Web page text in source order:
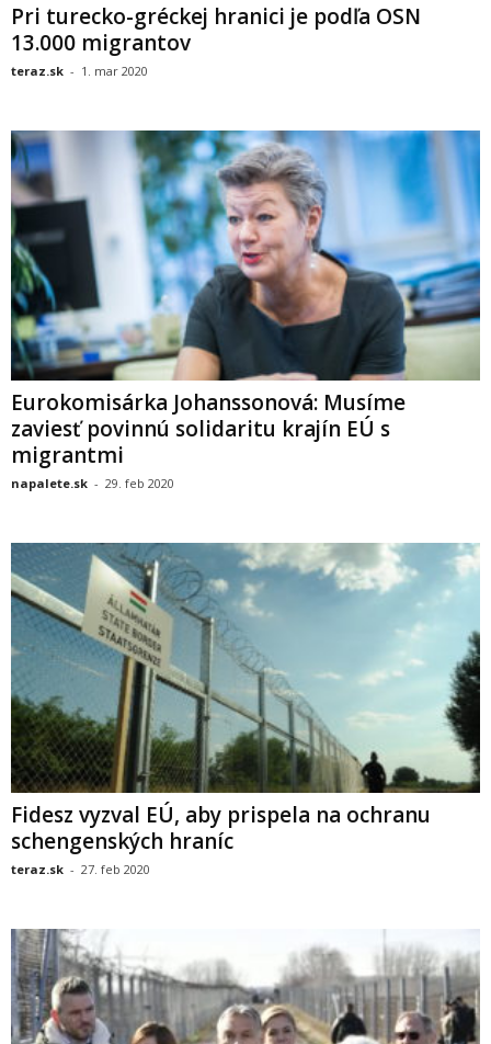
Pri turecko-gréckej hranici je podľa OSN
13.000 migrantov
teraz.sk - 1. mar 2020
Eurokomisárka Johanssonová: Musíme
zaviesť povinnú solidaritu krajín EÚ s
migrantmi
napalete.sk - 29. feb 2020
Fidesz vyzval EÚ, aby prispela na ochranu
schengenských hraníc
teraz.sk - 27. feb 2020